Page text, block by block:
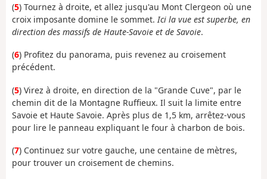
(5) Tournez à droite, et allez jusqu'au Mont Clergeon où une
croix imposante domine le sommet.Ici la vue est superbe, en
direction des massifs de Haute-Savoie et de Savoie.
(6) Profitez du panorama, puis revenez au croisement
précédent.
(5) Virez à droite, en direction de la "Grande Cuve", par le
chemin dit de la Montagne Ruffieux. Il suit la limite entre
Savoie et Haute Savoie. Après plus de 1,5 km, arrêtez-vous
pour lire le panneau expliquant le four à charbon de bois.
(7) Continuez sur votre gauche, une centaine de mètres,
pour trouver un croisement de chemins.